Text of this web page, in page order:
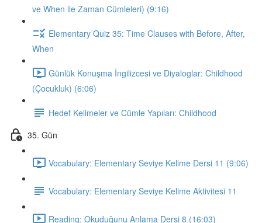
ve When ile Zaman Cümleleri) (9:16)
Elementary Quiz 35: Time Clauses with Before, After,
When
Günlük Konuşma İngilizcesi ve Diyaloglar: Childhood
(Çocukluk) (6:06)
Hedef Kelimeler ve Cümle Yapıları: Childhood
35. Gün
Vocabulary: Elementary Seviye Kelime Dersi 11 (9:06)
Vocabulary: Elementary Seviye Kelime Aktivitesi 11
Reading: Okuduğunu Anlama Dersi 8 (16:03)